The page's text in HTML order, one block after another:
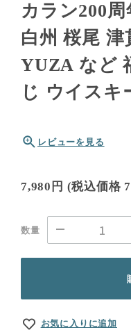
カラン200
白州 桜尾
YUZA など
じ ウイスキ
レビューを見る
7,980円 (税込価格
数量
お気に入りに追加